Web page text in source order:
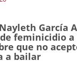
García
feminicidio a
que no
a bailar